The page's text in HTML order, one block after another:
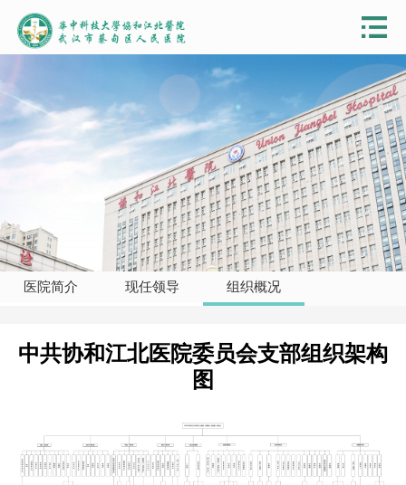
医院简介 现任领导 组织概况
中共协和江北医院委员会支部组织架构
图